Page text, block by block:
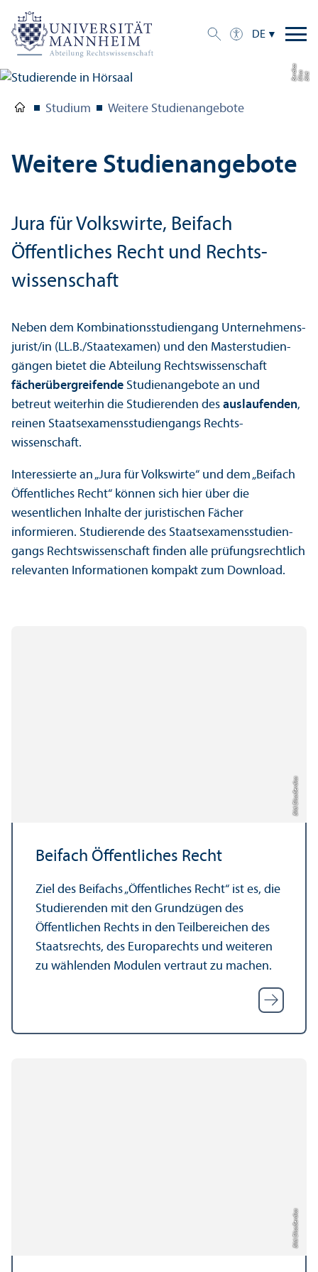
DE
Bil
d:
Eli
s
a
B
e
r
dic
a
Studium Weitere Studien­angebote
Weitere Studien­angebote
Jura für Volkswirte, Beifach
Öffentliches Recht und Rechts­
wissenschaft
Neben dem Kombinations­studien­gang Unter­nehmens­
jurist/in (LL.B./Staatexamen) und den Master­studien­
gängen bietet die Abteilung Rechts­wissenschaft
fächer­übergreifende Studien­angebote an und
betreut weiterhin die Studierenden des auslaufenden,
reinen Staats­examens­studien­gangs Rechts­
wissenschaft.
Interessierte an „Jura für Volkswirte“ und dem „Beifach
Öffentliches Recht“ können sich hier über die
wesentlichen Inhalte der juristischen Fächer
informieren. Studierende des Staats­examens­studien­
gangs Rechts­wissenschaft finden alle prüfungs­rechtlich
relevanten Informationen kompakt zum Download.
Bild: Elisa Berdica
Beifach Öffentliches Recht
Ziel des Beifachs „Öffentliches Recht“ ist es, die
Studierenden mit den Grundzügen des
Öffentlichen Rechts in den Teil­bereichen des
Staats­rechts, des Europarechts und weiteren
zu wählenden Modulen vertraut zu machen.
Bild: Elisa Berdica